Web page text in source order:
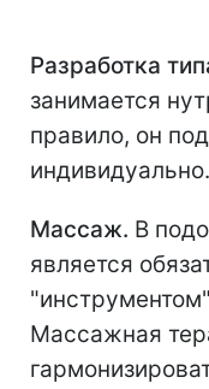
Разработка
занимается
правило, он
индивидуально.
Массаж. В
является
Массажная